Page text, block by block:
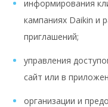
информирования
кампаниях Daikin и
приглашений;
управления
сайт или в
организации и